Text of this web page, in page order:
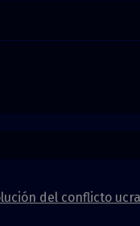
del conflicto